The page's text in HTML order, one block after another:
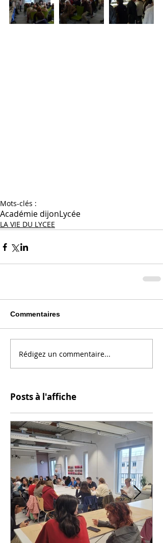
Mots-clés :
Académie dijonLycée
LA VIE DU LYCEE
Commentaires
Rédigez un commentaire...
Posts à l'affiche